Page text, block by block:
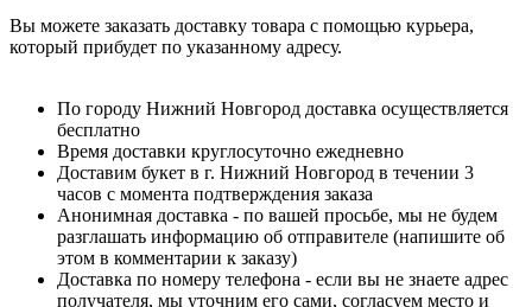
Вы можете заказать доставку товара с помощью курьера,
который прибудет по указанному адресу.
По городу Нижний Новгород доставка осуществляется
бесплатно
Время доставки круглосуточно ежедневно
Доставим букет в г. Нижний Новгород в течении 3
часов с момента подтверждения заказа
Анонимная доставка - по вашей просьбе, мы не будем
разглашать информацию об отправителе (напишите об
этом в комментарии к заказу)
Доставка по номеру телефона - если вы не знаете адрес
получателя, мы уточним его сами, согласуем место и